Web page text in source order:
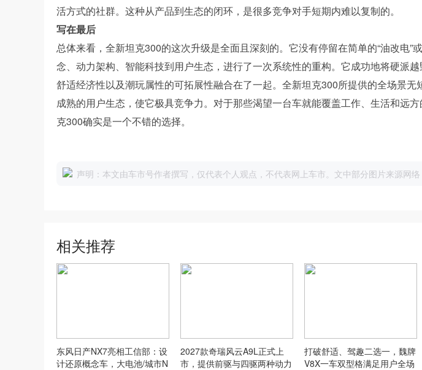
活方式的社群。这种从产品到生态的闭环，是很多竞争对手短期内难以复制的。
写在最后
总体来看，全新坦克300的这次升级是全面且深刻的。它没有停留在简单的“油改电”
念、动力架构、智能科技到用户生态，进行了一次系统性的重构。它成功地将硬派
舒适经济性以及潮玩属性的可拓展性融合在了一起。全新坦克300所提供的全场景无
成熟的用户生态，使它极具竞争力。对于那些渴望一台车就能覆盖工作、生活和远
克300确实是一个不错的选择。
声明：本文由车市号作者撰写，仅代表个人观点，不代表网上车市。文中部分图片来源网络
相关推荐
东风日产NX7亮相工信部：设
计还原概念车，大电池/城市N
2027款奇瑞风云A9L正式上
市，提供前驱与四驱两种动力
打破舒适、驾趣二选一，魏牌
V8X一车双型格满足用户全场